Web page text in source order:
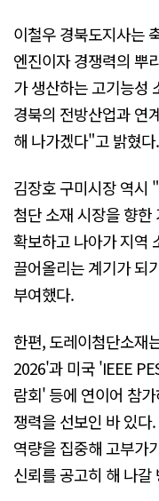
이철우 경북도지사는
엔진이자 경쟁력의 뿌
가 생산하는 고기능성
경북의 전방산업과 연
해 나가겠다"고 밝혔다.
김장호 구미시장 역시
첨단 소재 시장을 향
확보하고 나아가 지역
끌어올리는 계기가 되
부여했다.
한편, 도레이첨단소재
2026'과 미국 'IEEE
람회' 등에 연이어 참
쟁력을 선보인 바 있
역량을 집중해 고부가
신뢰를 공고히 해 나갈